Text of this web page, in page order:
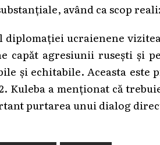
având ca scop
ucraienene
capăt agresiunii rusești și
și echitabile. Aceasta
Kuleba a menționat că
purtarea unui dialog